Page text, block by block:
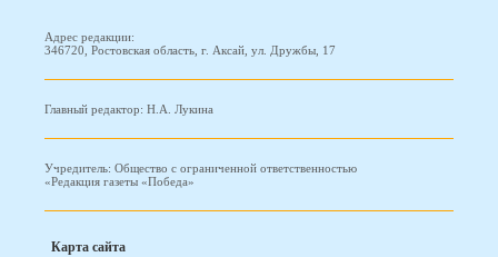
Адрес редакции:
346720, Ростовская область, г. Аксай, ул. Дружбы, 17
Главный редактор: Н.А. Лукина
Учредитель: Общество с ограниченной ответственностью
«Редакция газеты «Победа»
Карта сайта